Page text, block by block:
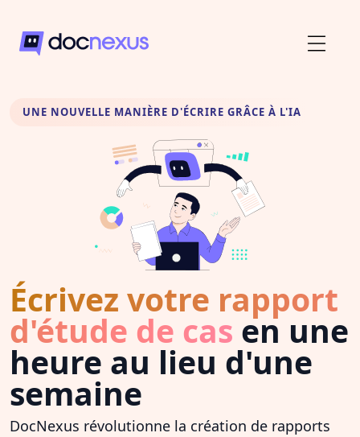
UNE NOUVELLE MANIÈRE D'ÉCRIRE GRÂCE À L'IA
Écrivez votre rapport
d'étude de cas en une
heure au lieu d'une
semaine
DocNexus révolutionne la création de rapports